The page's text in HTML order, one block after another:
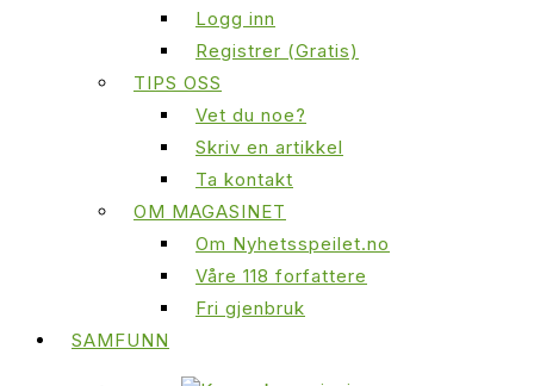
Logg inn
Registrer (Gratis)
TIPS OSS
Vet du noe?
Skriv en artikkel
Ta kontakt
OM MAGASINET
Om Nyhetsspeilet.no
Våre 118 forfattere
Fri gjenbruk
SAMFUNN